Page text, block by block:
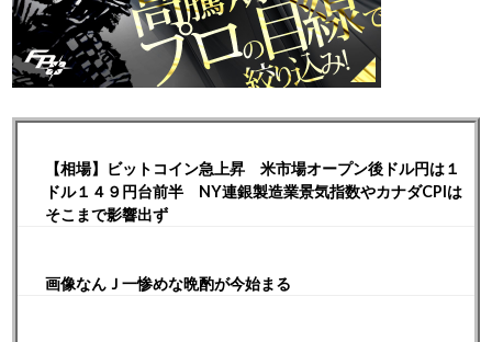
【相場】ビットコイン急上昇 米市場オープン後ドル円は１
ドル１４９円台前半 NY連銀製造業景気指数やカナダCPIは
そこまで影響出ず
画像なんＪ一惨めな晩酌が今始まる